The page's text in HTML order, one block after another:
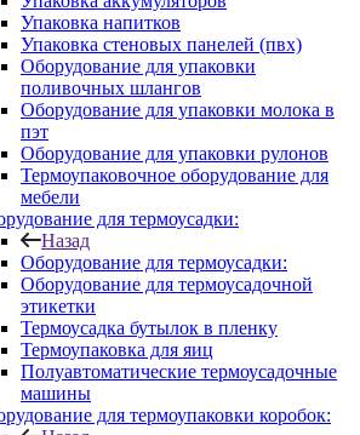
Упаковка напитков
Упаковка стеновых панелей (пвх)
Оборудование для упаковки
поливочных шлангов
Оборудование для упаковки молока в
пэт
Оборудование для упаковки рулонов
Термоупаковочное оборудование для
мебели
для термоусадки:
Назад
Оборудование для термоусадки:
Оборудование для термоусадочной
этикетки
Термоусадка бутылок в пленку
Термоупаковка для яиц
Полуавтоматические термоусадочные
машины
для термоупаковки коробок: